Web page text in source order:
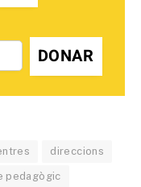
DONAR
direccions
pedagògic